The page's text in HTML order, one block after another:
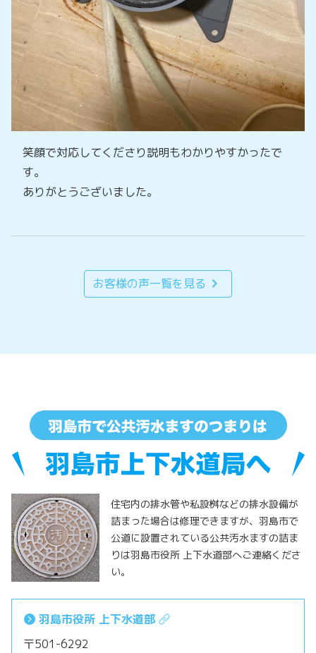
笑顔で対応してくださり説明もわかりやすかったで
す。
ありがとうございました。
お客様の声一覧を見る chevron_right
住宅内の排水管や私設桝などの排水設備が
詰まった場合は修理できますが、羽島市で
公道に設置されている公共汚水ますの詰ま
りは羽島市役所 上下水道部へご連絡くださ
い。
羽島市役所 上下水道部
〒501-6292